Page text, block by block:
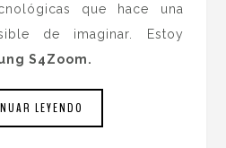
que hace una
de imaginar. Estoy
S4Zoom.
LEYENDO